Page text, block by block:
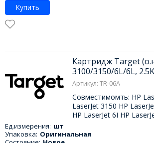
Купить
Картридж Target
3100/3150/6L/6L,
Артикул: TR-06A
Совместимомть: HP
LaserJet 3150 HP
HP LaserJet 6I HP
Ед.измерения: шт
Упаковка: Оригинальная